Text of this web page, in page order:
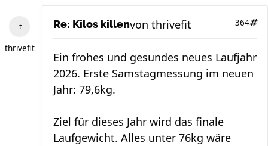
thrivefit
Re: Kilos killen 364
von thrivefit
Ein frohes und gesundes neues Laufjahr
2026. Erste Samstagmessung im neuen
Jahr: 79,6kg.
Ziel für dieses Jahr wird das finale
Laufgewicht. Alles unter 76kg wäre